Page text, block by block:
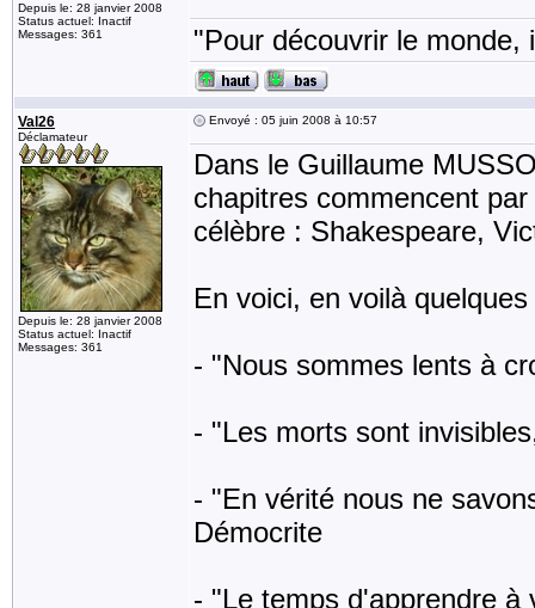
Depuis le: 28 janvier 2008
Status actuel: Inactif
Messages: 361
"Pour découvrir le
Val26
Déclamateur
Depuis le: 28 janvier 2008
Status actuel: Inactif
Messages: 361
Envoyé : 05 juin 2008 à 10:57
Dans le Guillaume
chapitres commencent
célèbre : Shakespeare,
En voici, en voilà
- "Nous sommes lents à
- "Les morts sont
- "En vérité nous ne
Démocrite
- "Le temps d'apprendre